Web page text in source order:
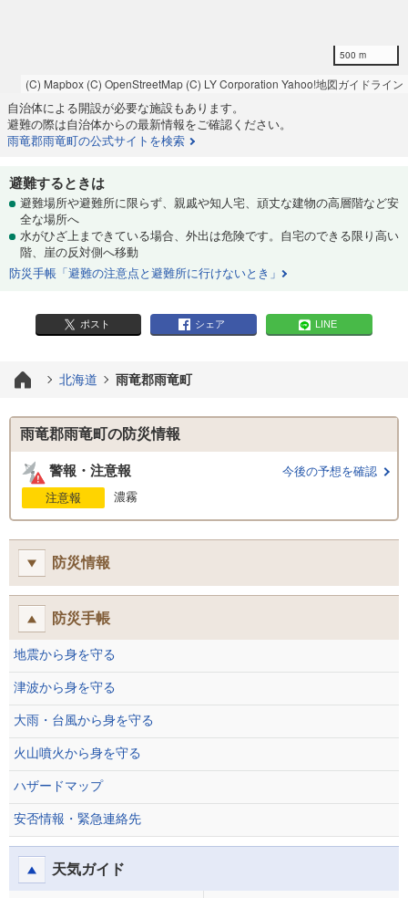
500 m
(C) Mapbox (C) OpenStreetMap (C) LY Corporation Yahoo!地図ガイドライン
自治体による開設が必要な施設もあります。
避難の際は自治体からの最新情報をご確認ください。
雨竜郡雨竜町の公式サイトを検索
避難するときは
避難場所や避難所に限らず、親戚や知人宅、頑丈な建物の高層階など安
全な場所へ
水がひざ上まできている場合、外出は危険です。自宅のできる限り高い
階、崖の反対側へ移動
防災手帳「避難の注意点と避難所に行けないとき」
ポスト シェア LINE
北海道 雨竜郡雨竜町
雨竜郡雨竜町の防災情報
警報・注意報
今後の予想を確認
注意報
濃霧
防災情報
防災手帳
地震から身を守る
津波から身を守る
大雨・台風から身を守る
火山噴火から身を守る
ハザードマップ
安否情報・緊急連絡先
天気ガイド